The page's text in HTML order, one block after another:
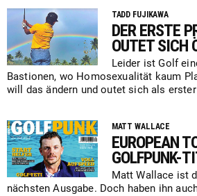
TADD FUJIKAWA
DER ERSTE
OUTET SICH
Leider ist Golf
Bastionen, wo Homosexualität kaum
will das ändern und outet sich als
MATT WALLACE
EUROPEAN
GOLFPUNK-
Matt Wallace ist
nächsten Ausgabe. Doch haben ihn